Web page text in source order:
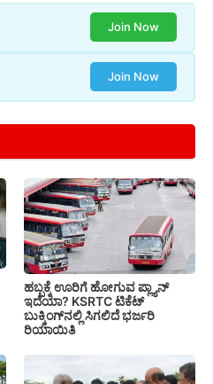
Join Now
Join Now
ಹಬ್ಬಕ್ಕೆ ಊರಿಗೆ ಹೋಗುವ ಪ್ಲ್ಯಾನ್
ಇದೆಯಾ? KSRTC ಟಿಕೆಟ್
ಬುಕ್ಕಿಂಗ್‌ನಲ್ಲಿ ಸಿಗಲಿದೆ ಭರ್ಜರಿ
ರಿಯಾಯಿತಿ